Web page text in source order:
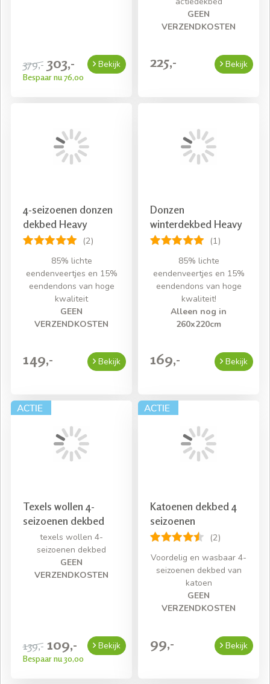
379,- 303,-
Bespaar nu 76,00
Bekijk
GEEN
VERZENDKOSTEN
225,- Bekijk
4-seizoenen donzen
dekbed Heavy
(2)
85% lichte
eendenveertjes en 15%
eendendons van hoge
kwaliteit
GEEN
VERZENDKOSTEN
149,- Bekijk
Donzen
winterdekbed Heavy
(1)
85% lichte
eendenveertjes en 15%
eendendons van hoge
kwaliteit!
Alleen nog in
260x220cm
169,- Bekijk
Texels wollen 4-
seizoenen dekbed
texels wollen 4-
seizoenen dekbed
GEEN
VERZENDKOSTEN
139,- 109,-
Bespaar nu 30,00
Bekijk
Katoenen dekbed 4
seizoenen
(2)
Voordelig en wasbaar 4-
seizoenen dekbed van
katoen
GEEN
VERZENDKOSTEN
99,- Bekijk